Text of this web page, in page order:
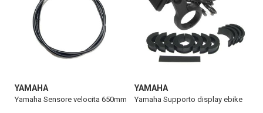
YAMAHA
Yamaha Sensore velocita 650mm
YAMAHA
Yamaha Supporto display ebike